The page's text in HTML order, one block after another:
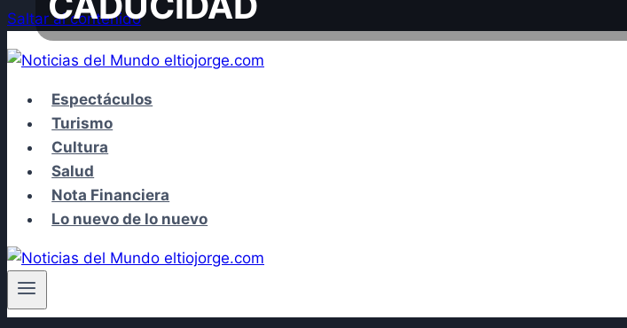
Saltar al contenido
Espectáculos
Turismo
Cultura
Salud
Nota Financiera
Lo nuevo de lo nuevo